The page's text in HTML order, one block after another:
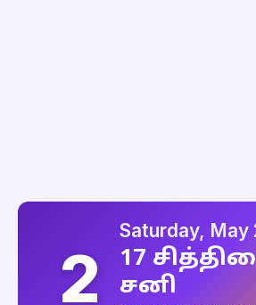
2
Saturday, May
17
சனி